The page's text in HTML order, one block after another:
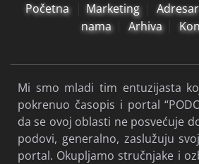
Početna Marketing Adresar
nama
Arhiva
Mi smo mladi tim entuzijasta
pokrenuo časopis i portal
da se ovoj oblasti ne posvećuje
podovi, generalno, zaslužuju
portal. Okupljamo stručnjake i